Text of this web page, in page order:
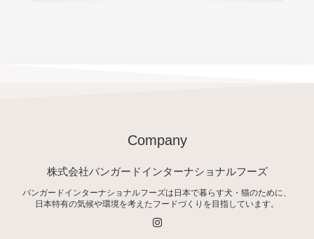
Company
株式会社バンガードインターナショナルフーズ
バンガードインターナショナルフーズは日本で暮らす犬・猫のために、
日本特有の気候や環境を考えたフードづくりを目指しています。
I
n